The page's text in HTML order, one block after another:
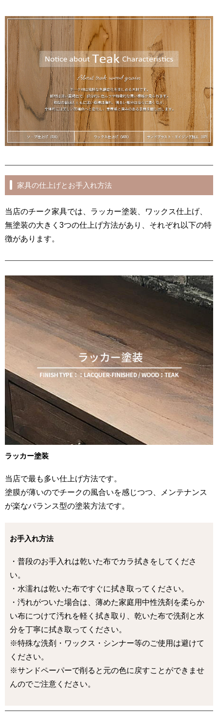
家具の仕上げとお手入れ方法
当店のチーク家具では、ラッカー塗装、ワックス仕上げ、
無塗装の大きく3つの仕上げ方法があり、それぞれ以下の特
徴があります。
ラッカー塗装
当店で最も多い仕上げ方法です。
塗膜が薄いのでチークの風合いを感じつつ、メンテナンス
が楽なバランス型の塗装方法です。
お手入れ方法
・普段のお手入れは乾いた布でカラ拭きをしてくださ
い。
・水濡れは乾いた布ですぐに拭き取ってください。
・汚れがついた場合は、薄めた家庭用中性洗剤を柔らか
い布につけて汚れを軽く拭き取り、乾いた布で洗剤と水
分を丁寧に拭き取ってください。
※特殊な洗剤・ワックス・シンナー等のご使用は避けて
ください。
※サンドペーパーで削ると元の色に戻すことができませ
んのでご注意ください。